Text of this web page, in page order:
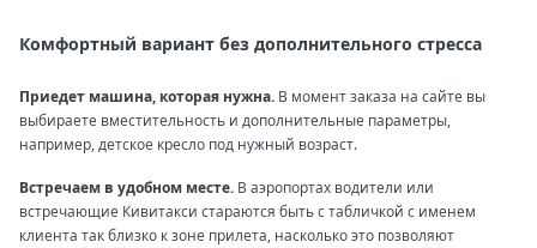
Комфортный вариант без дополнительного стресса
Приедет машина, которая нужна. В момент заказа на сайте вы
выбираете вместительность и дополнительные параметры,
например, детское кресло под нужный возраст.
Встречаем в удобном месте. В аэропортах водители или
встречающие Кивитакси стараются быть с табличкой с именем
клиента так близко к зоне прилета, насколько это позволяют